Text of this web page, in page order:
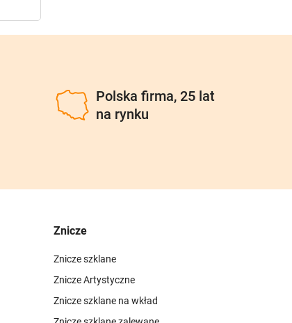
Polska firma, 25 lat
na rynku
Znicze
Znicze szklane
Znicze Artystyczne
Znicze szklane na wkład